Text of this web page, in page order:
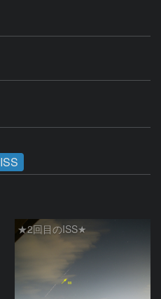
ISS
★2回目のISS★